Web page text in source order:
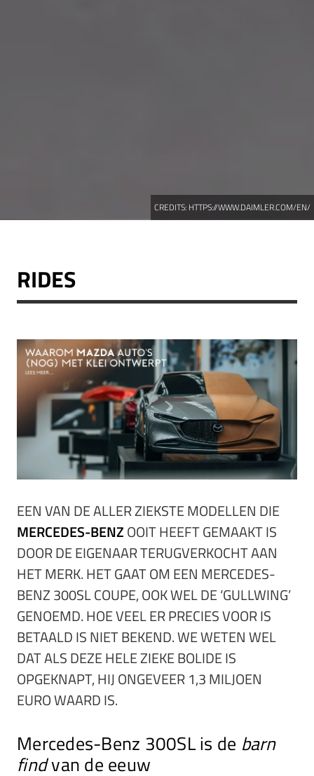
CREDITS: HTTPS://WWW.DAIMLER.COM/EN/
RIDES
EEN VAN DE ALLER ZIEKSTE MODELLEN DIE
MERCEDES-BENZOOIT HEEFT GEMAAKT IS
DOOR DE EIGENAAR TERUGVERKOCHT AAN
HET MERK. HET GAAT OM EEN MERCEDES-
BENZ 300SL COUPE, OOK WEL DE ‘GULLWING’
GENOEMD. HOE VEEL ER PRECIES VOOR IS
BETAALD IS NIET BEKEND. WE WETEN WEL
DAT ALS DEZE HELE ZIEKE BOLIDE IS
OPGEKNAPT, HIJ ONGEVEER 1,3 MILJOEN
EURO WAARD IS.
Mercedes-Benz 300SL is de barn
findvan de eeuw